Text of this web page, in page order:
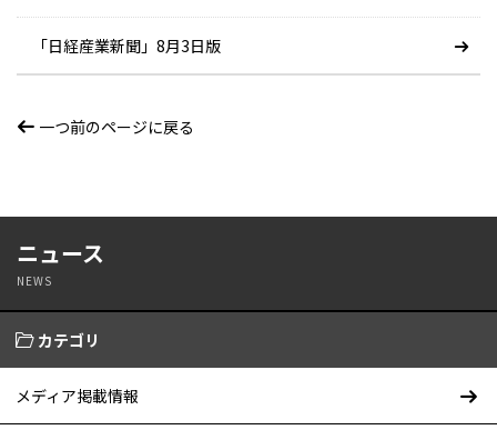
「日経産業新聞」8月3日版
一つ前のページに戻る
ニュース
NEWS
カテゴリ
メディア掲載情報